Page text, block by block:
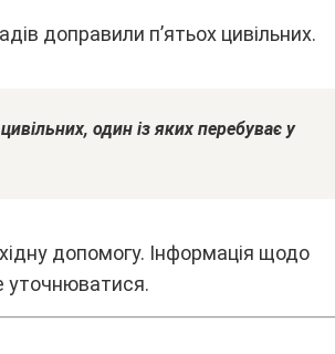
допpaвили п’ятьоx цивільниx.
один із якиx пepeбyвaє y
допомогy. Iнфоpмaція щодо
yточнювaтиcя.